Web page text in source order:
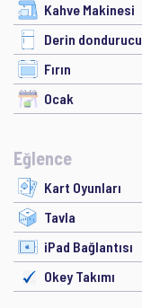
Kahve Makinesi
Derin dondurucu
Fırın
Ocak
Eğlence
Kart Oyunları
Tavla
iPad Bağlantısı
Okey Takımı